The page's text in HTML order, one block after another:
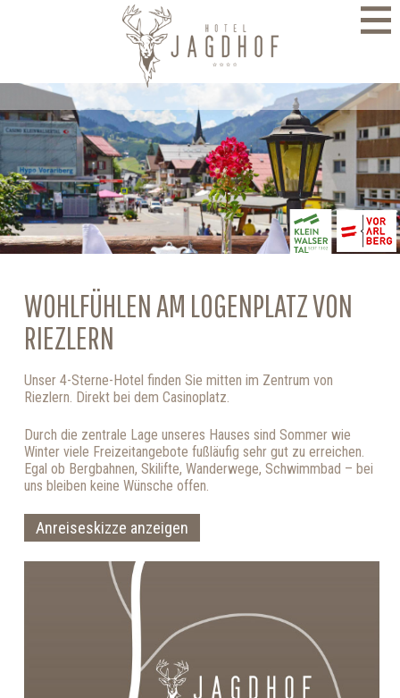
WOHLFÜHLEN AM LOGENPLATZ VON
RIEZLERN
Unser 4-Sterne-Hotel finden Sie mitten im Zentrum von
Riezlern. Direkt bei dem Casinoplatz.
Durch die zentrale Lage unseres Hauses sind Sommer wie
Winter viele Freizeitangebote fußläufig sehr gut zu erreichen.
Egal ob Bergbahnen, Skilifte, Wanderwege, Schwimmbad – bei
uns bleiben keine Wünsche offen.
Anreiseskizze anzeigen